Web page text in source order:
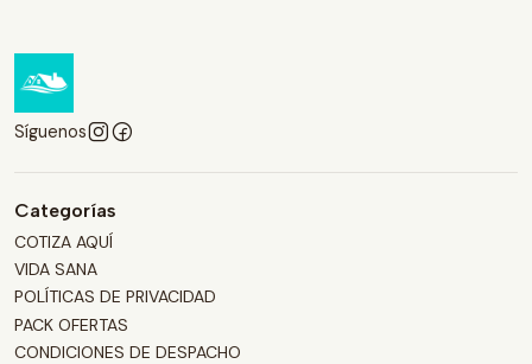
Síguenos
Categorías
COTIZA AQUÍ
VIDA SANA
POLÍTICAS DE PRIVACIDAD
PACK OFERTAS
CONDICIONES DE DESPACHO